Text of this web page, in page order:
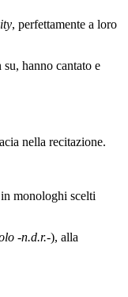
, perfettamente a loro
hanno cantato e
nella recitazione.
monologhi scelti
-n.d.r.-), alla